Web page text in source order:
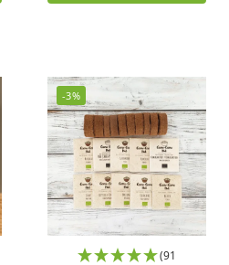
-3%
(91